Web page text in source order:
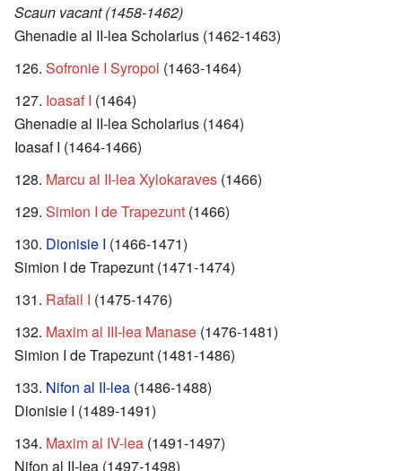
Scaun vacant (1458-1462)
Ghenadie al II-lea Scholarius (1462-1463)
Sofronie I Syropol (1463-1464)
Ioasaf I (1464)
Ghenadie al II-lea Scholarius (1464)
Ioasaf I (1464-1466)
Marcu al II-lea Xylokaraves (1466)
Simion I de Trapezunt (1466)
Dionisie I (1466-1471)
Simion I de Trapezunt (1471-1474)
Rafail I (1475-1476)
Maxim al III-lea Manase (1476-1481)
Simion I de Trapezunt (1481-1486)
Nifon al II-lea (1486-1488)
Dionisie I (1489-1491)
Maxim al IV-lea (1491-1497)
Nifon al II-lea (1497-1498)